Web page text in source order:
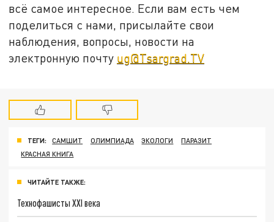
всё самое интересное. Если вам есть чем
поделиться с нами, присылайте свои
наблюдения, вопросы, новости на
электронную почту ug@Tsargrad.TV
ТЕГИ: САМШИТ ОЛИМПИАДА ЭКОЛОГИ
ПАРАЗИТ
КРАСНАЯ КНИГА
ЧИТАЙТЕ ТАКЖЕ:
Технофашисты XXI века